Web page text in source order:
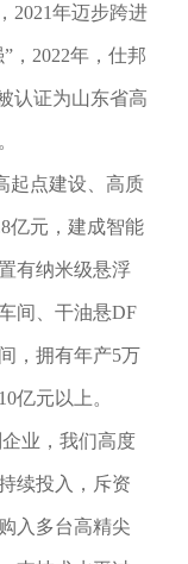
2021年迈步跨进
，2022年，仕邦
认证为山东省高
。
起点建设、高质
亿元，建成智能
有纳米级悬浮
间、干油悬DF
，拥有年产5万
10亿元以上。
业，我们高度
续投入，斥资
入多台高精尖